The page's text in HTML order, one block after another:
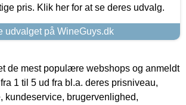
pris. Klik her for at se deres udvalg.
udvalget på WineGuys.dk
de mest populære webshops og anmeldt
1 til 5 ud fra bl.a. deres prisniveau,
kundeservice, brugervenlighed,